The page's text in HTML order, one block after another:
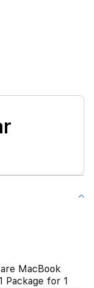
MacBook
Package for 1